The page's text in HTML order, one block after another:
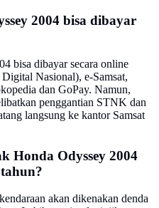
2004 bisa dibayar
bisa dibayar secara online
Nasional), e-Samsat,
dan GoPay. Namun,
penggantian STNK dan
langsung ke kantor Samsat
Honda Odyssey 2004
akan dikenakan denda